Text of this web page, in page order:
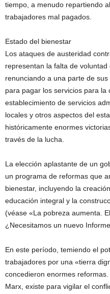
tiempo, a menudo repartiendo
trabajadores mal pagados.
Estado del bienestar
Los ataques de austeridad
representan la falta de
renunciando a una parte de
para pagar los servicios para la
establecimiento de servicios
locales y otros aspectos del
históricamente enormes
través de la lucha.
La elección aplastante de un
un programa de reformas que
bienestar, incluyendo la
educación integral y la
(véase «La pobreza aumenta.
¿Necesitamos un nuevo
En este período, temiendo el
trabajadores por una «tierra
concedieron enormes
Marx, existe para vigilar el